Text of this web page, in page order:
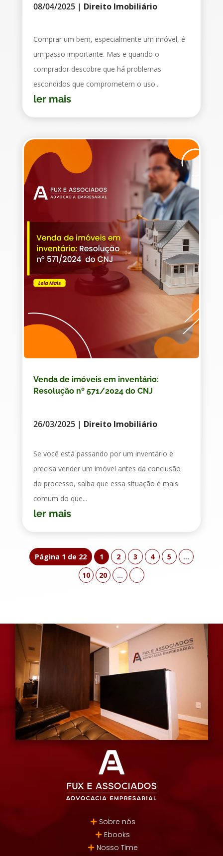
08/04/2025| Direito Imobiliário
Comprar um bem, especialmente um imóvel, é
um passo importante. Mas e quando o
comprador descobre que há problemas
escondidos que comprometem o uso...
ler mais
Venda de imóveis em inventário:
Resolução nº 571/2024 do CNJ
26/03/2025| Direito Imobiliário
Se você está passando por um inventário e
precisa vender um imóvel antes da conclusão
do processo, saiba que essa situação é mais
comum do que...
ler mais
Página 1 de 22 1 2 3 4 5
...
10
20 ...
Sobre nós
Ebooks
Nosso Time